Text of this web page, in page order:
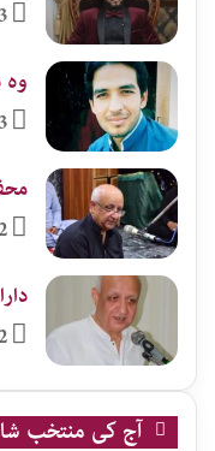
3 اگست, 2026
3 اگست, 2026
2
2
آج کی منتخب